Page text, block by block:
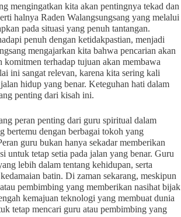
mengingatkan kita akan pentingnya tekad dan
halnya Raden Walangsungsang yang melalui
pada situasi yang penuh tantangan.
penuh dengan ketidakpastian, menjadi
mengajarkan kita bahwa pencarian akan
terhadap tujuan akan membawa
ini sangat relevan, karena kita sering kali
hidup yang benar. Keteguhan hati dalam
penting dari kisah ini.
peran penting dari guru spiritual dalam
bertemu dengan berbagai tokoh yang
guru bukan hanya sekadar memberikan
untuk tetap setia pada jalan yang benar. Guru
lebih dalam tentang kehidupan, serta
batin. Di zaman sekarang, meskipun
pembimbing yang memberikan nasihat bijak
kemajuan teknologi yang membuat dunia
tetap mencari guru atau pembimbing yang